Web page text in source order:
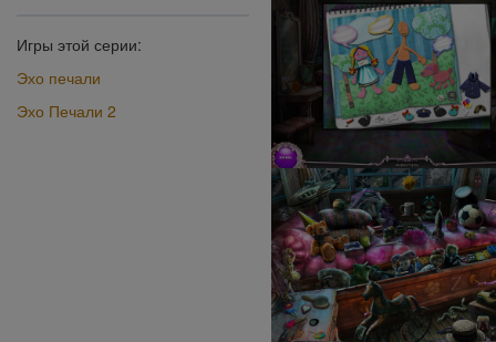
Игры этой серии:
Эхо печали
Эхо Печали 2